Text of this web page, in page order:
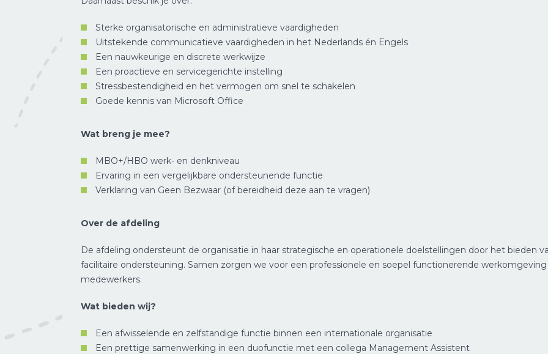
Sterke organisatorische en administratieve vaardigheden
Uitstekende communicatieve vaardigheden in het Nederlands én Engels
Een nauwkeurige en discrete werkwijze
Een proactieve en servicegerichte instelling
Stressbestendigheid en het vermogen om snel te schakelen
Goede kennis van Microsoft Office
Wat breng je mee?
MBO+/HBO werk- en denkniveau
Ervaring in een vergelijkbare ondersteunende functie
Verklaring van Geen Bezwaar (of bereidheid deze aan te vragen)
Over de afdeling
De afdeling ondersteunt de organisatie in haar strategische en operationele doelstellingen door het bieden
facilitaire ondersteuning. Samen zorgen we voor een professionele en soepel functionerende
medewerkers.
Wat bieden wij?
Een afwisselende en zelfstandige functie binnen een internationale organisatie
Een prettige samenwerking in een duofunctie met een collega Management Assistent